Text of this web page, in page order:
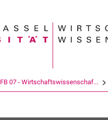
FB 07 - Wirtschaftswissenschaf...